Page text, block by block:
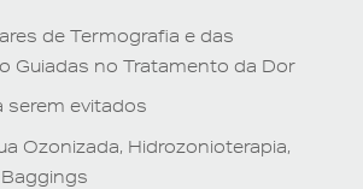
de Termografia e das
Guiadas no Tratamento da Dor
serem evitados
Ozonizada, Hidrozonioterapia,